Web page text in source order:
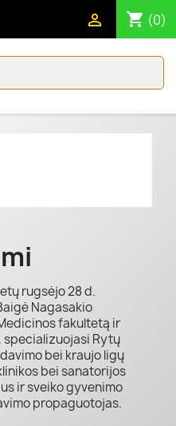
shopping_cart (0)

rugsėjo 28 d.
Nagasakio
fakultetą ir
Rytų
bei kraujo ligų
bei sanatorijos
ir sveiko gyvenimo
propaguotojas.